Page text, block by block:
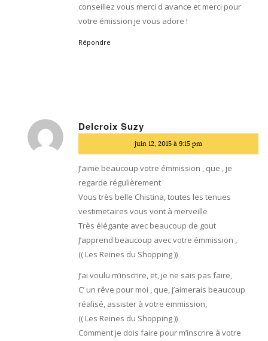
conseillez vous merci d avance et merci pour
votre émission je vous adore !
Répondre
Delcroix Suzy
:
juin 12, 2015 à 9:15 pm
J’aime beaucoup votre émmission , que , je
regarde régulièrement
Vous très belle Chistina, toutes les tenues
vestimetaires vous vont à merveille
Très élégante avec beaucoup de gout
J’apprend beaucoup avec votre émmission ,
(( Les Reines du Shopping ))
J’ai voulu m’inscrire, et, je ne sais pas faire,
C’ un rêve pour moi , que, j’aimerais beaucoup
réalisé, assister à votre emmission,
(( Les Reines du Shopping ))
Comment je dois faire pour m’inscrire à votre